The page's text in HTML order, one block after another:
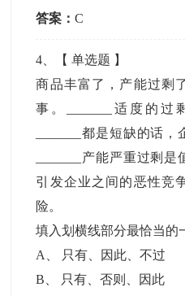
答案：C
4 、【单选题 】
商品丰富了，产能过剩
事。_______适度的过
_______都是短缺的话
_______产能严重过剩
引发企业之间的恶性竞
险。
填入划横线部分最恰当
A
只有、因此、不过
B
只有、否则、因此